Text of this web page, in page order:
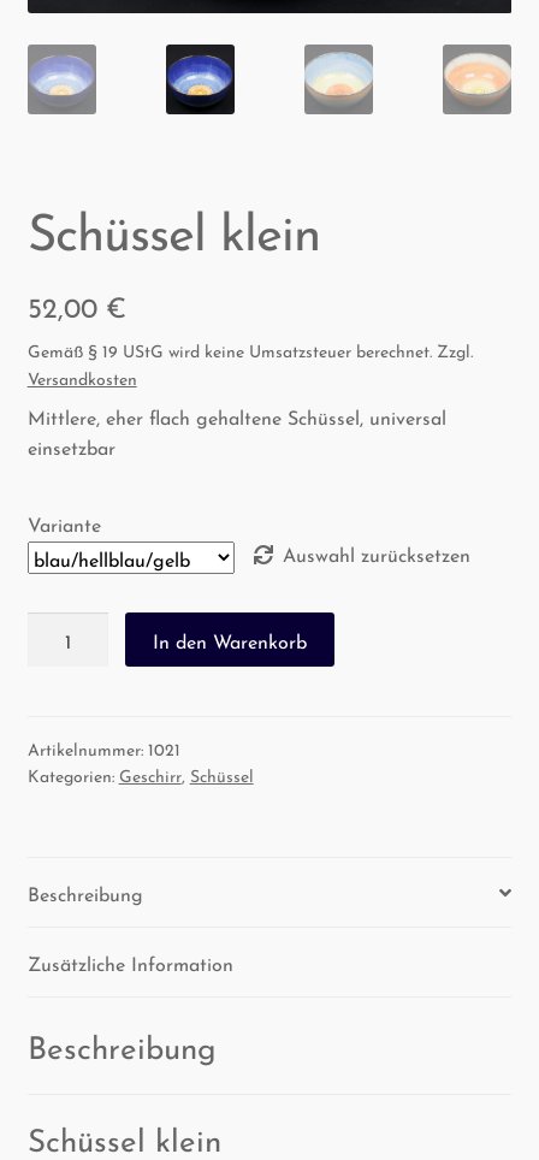
Schüs­sel klein
52,00 €
Gemäß § 19 UStG wird keine Umsatzsteuer berechnet. Zzgl.
Versandkosten
Mittlere, eher flach gehaltene Schüssel, universal
einsetzbar
Variante
Auswahl zurücksetzen
In den Warenkorb
Artikelnummer: 1021
Kategorien: Geschirr, Schüssel
Beschreibung
Zusätzliche Information
Beschreibung
Schüs­sel klein